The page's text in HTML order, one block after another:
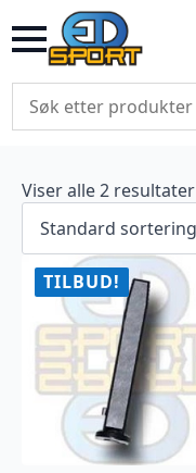
Viser alle 2 resultater
TILBUD!